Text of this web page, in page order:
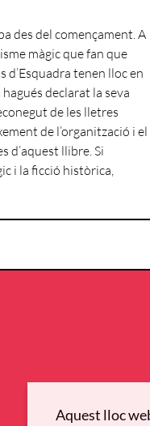
des del començament. A
màgic que fan que
d’Esquadra tenen lloc en
declarat la seva
de les lletres
de l’organització i el
d’aquest llibre. Si
i la ficció històrica,
Aquest lloc